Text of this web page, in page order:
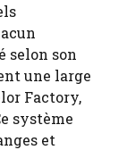
selon son
une large
Factory,
système
et